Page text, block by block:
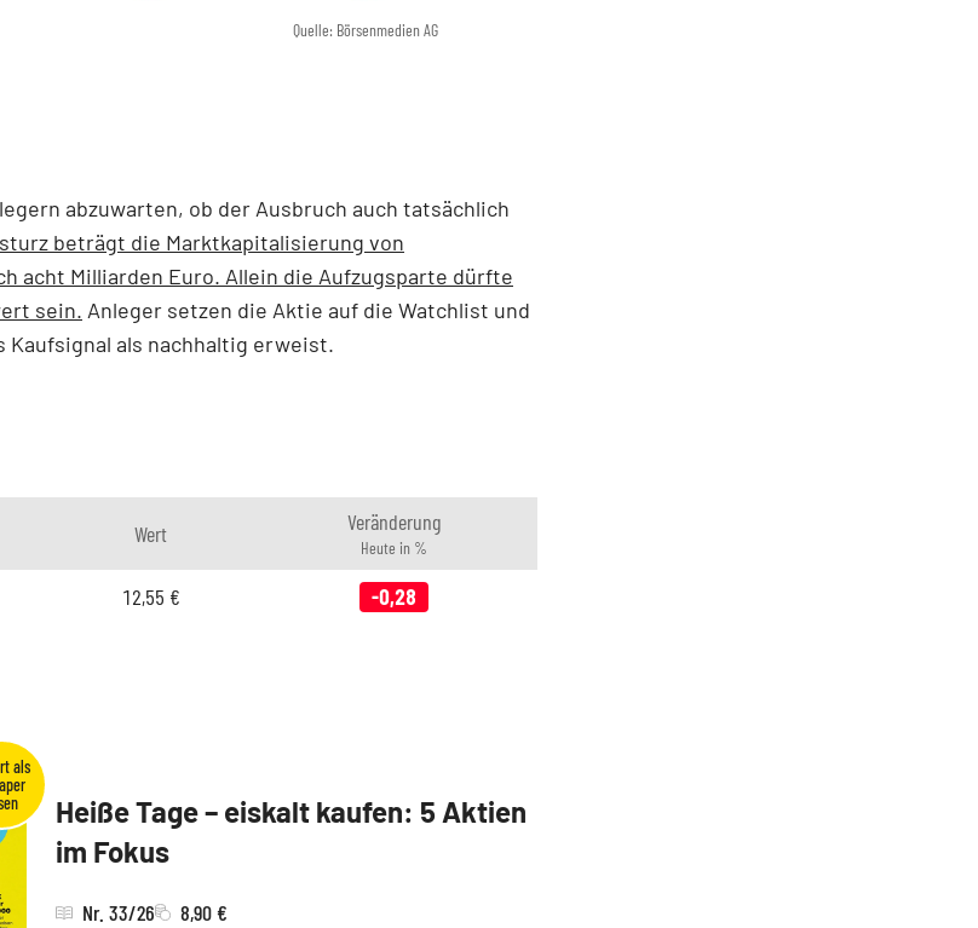
Quelle: Börsenmedien AG
abzuwarten, ob der Ausbruch auch tatsächlich
beträgt die Marktkapitalisierung von
acht Milliarden Euro. Allein die Aufzugsparte dürfte
sein. Anleger setzen die Aktie auf die Watchlist und
Kaufsignal als nachhaltig erweist.
Wert Veränderung
Heute in %
12,55 € -0,28
Heiße Tage – eiskalt kaufen: 5 Aktien
im Fokus
Nr. 33/26 8,90 €